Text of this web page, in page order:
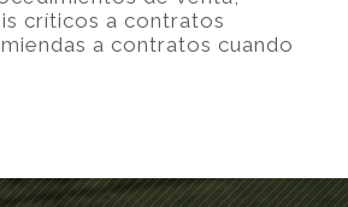
críticos a contratos
a contratos cuando